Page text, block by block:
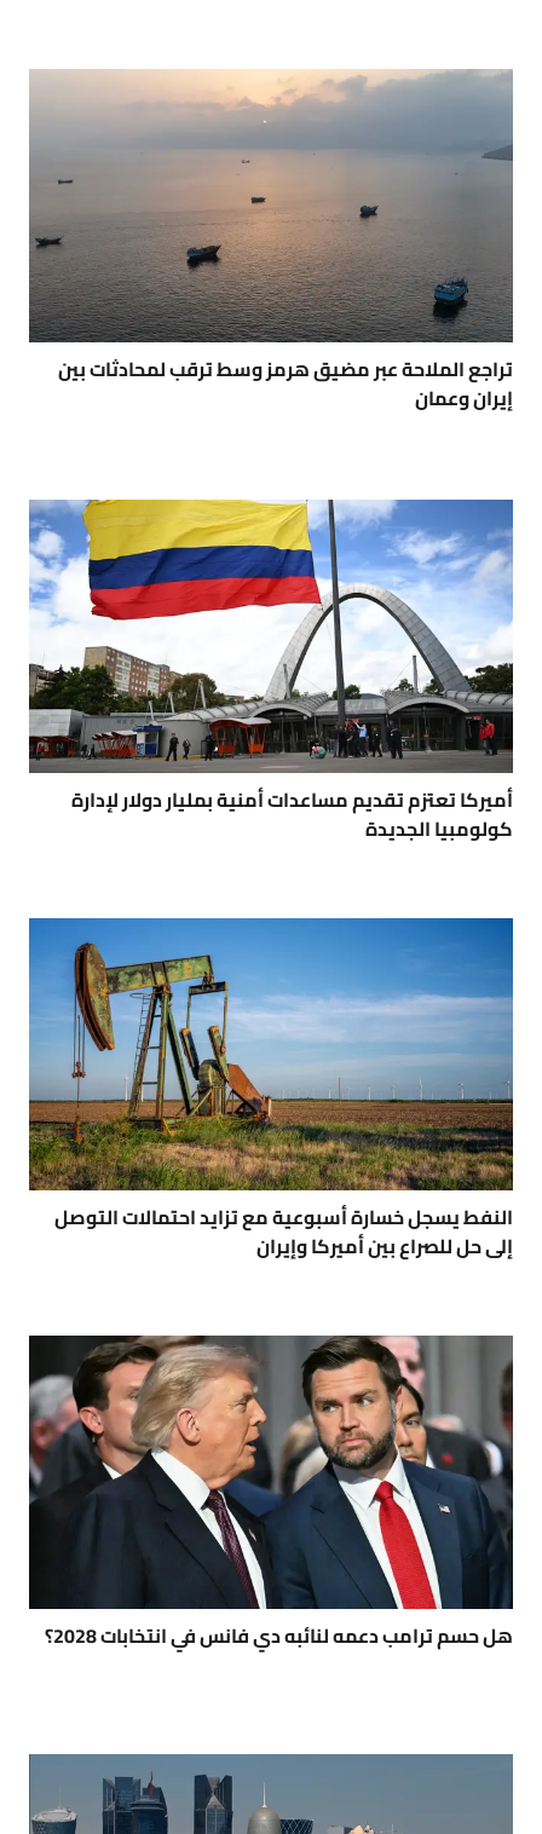
أميركا تعتزم تقديم مساعدات أمنية بمليار دولار لإدارة
كولومبيا الجديدة
النفط يسجل خسارة أسبوعية مع تزايد احتمالات التوصل
إلى حل للصراع بين أميركا وإيران
هل حسم ترامب دعمه لنائبه دي فانس في انتخابات 2028؟
تراجع الملاحة عبر مضيق هرمز وسط ترقب لمحادثات بين
إيران وعمان